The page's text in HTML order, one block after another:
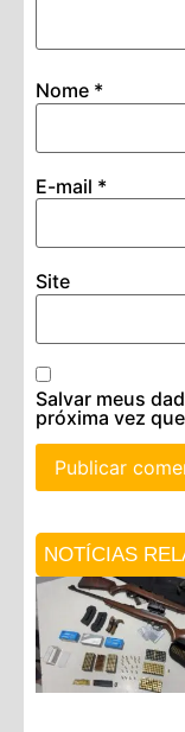
Nome *
E-mail *
Site
Salvar meus
próxima vez
NOTÍCIAS